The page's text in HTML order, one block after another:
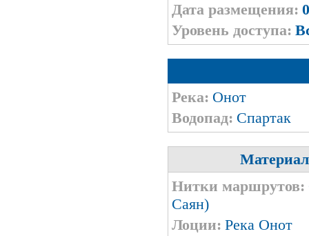
Дата размещения:
Уровень доступа:
Река: Онот
Водопад: Спартак
Нитки маршрутов:
Саян)
Лоции: Река Онот